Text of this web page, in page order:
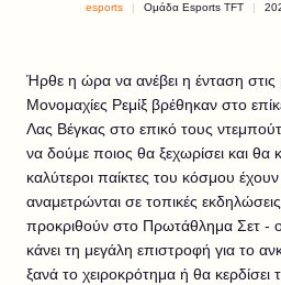
esports Ομάδα Esports TFT
Ήρθε η ώρα να ανέβει η ένταση στις
Μονομαχίες Ρεμίξ βρέθηκαν στο
Λας Βέγκας στο επικό τους
να δούμε ποιος θα ξεχωρίσει και
καλύτεροι παίκτες του κόσμου
αναμετρώνται σε τοπικές
προκριθούν στο Πρωτάθλημα Σετ -
κάνει τη μεγάλη επιστροφή για το
ξανά το χειροκρότημα ή θα κερδίσει